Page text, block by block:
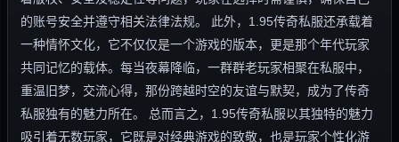
的账号安全并遵守相关法律法规。 此外，1.95传奇私服还承载着
一种情怀文化，它不仅仅是一个游戏的版本，更是那个年代玩家
共同记忆的载体。每当夜幕降临，一群群老玩家相聚在私服中，
重温旧梦，交流心得，那份跨越时空的友谊与默契，成为了传奇
私服独有的魅力所在。 总而言之，1.95传奇私服以其独特的魅力
吸引着无数玩家，它既是对经典游戏的致敬，也是玩家个性化游